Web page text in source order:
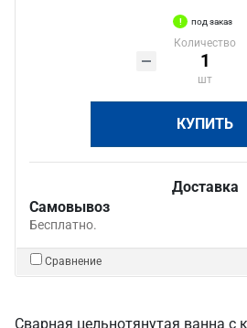
под заказ
Количество
шт
КУПИТЬ
Доставка
Самовывоз
Бесплатно.
Сравнение
Сварная цельнотянутая ванна